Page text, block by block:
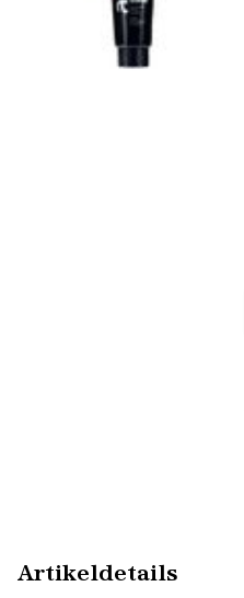
Artikeldetails